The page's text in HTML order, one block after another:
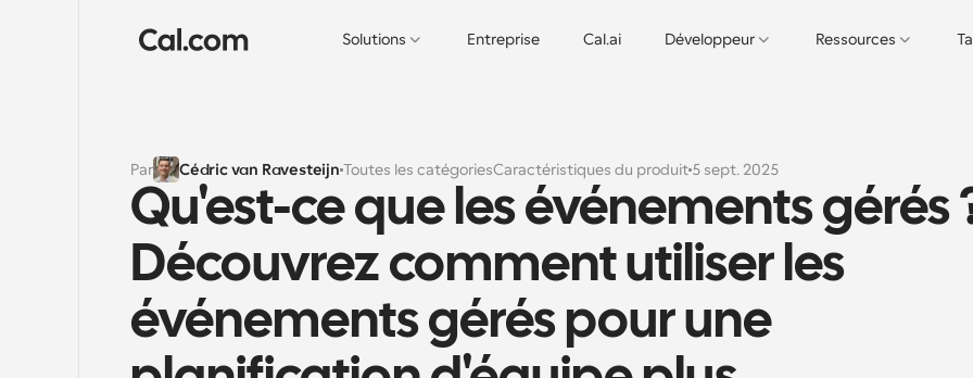
Solutions Entreprise Cal.ai Développeur Ressources
Par Cédric van Ravesteijn Toutes les catégoriesCaractéristiques du produit5 sept. 2025
Qu'est-ce que les événements gérés
Découvrez comment utiliser les
événements gérés pour une